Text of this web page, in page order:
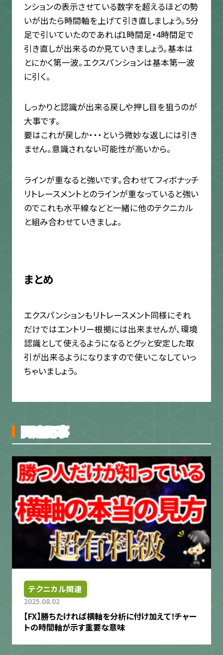
ンションの表示させている数字を超えるほどの勢
いが出たら時間軸を上げて引き直しましょう。5分
足で引いていたのであれば1時間足・4時間足で
引き直しが出来るのか見ていきましょう。基本は
とにかく第一波。エクスパンションは基本第一波
に引く。
しっかりと認識が出来る戻しや押し目を狙うのが
大事です。
要はこれが戻しか・・・という微妙な返しには引き
ません。意識されない可能性が高いから。
ラインが重なると強いです。合わせてフィボナッチ
リトレースメントとのラインが重なっていると強い
のでこれも水平線などと一緒に他のテクニカル
と組み合わせていきましょ。
まとめ
エクスパンションもリトレースメント同様にそれ
だけではエントリー根拠には出来ませんが、環境
認識として使えるようになるとグッと安定した取
引が出来るようになりますので使いこなしていっ
ちゃいましょう。
関連記事
テクニカル関連
2025.08.02
【FX】勝ちたければ横軸を分析に付け加えて！チャー
トの時間軸が示す重要な意味